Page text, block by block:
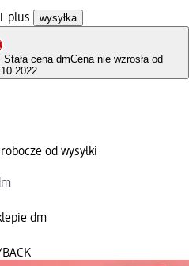
plus wysyłka
Stała cena dmCena nie wzrosła od
od wysyłki
dm